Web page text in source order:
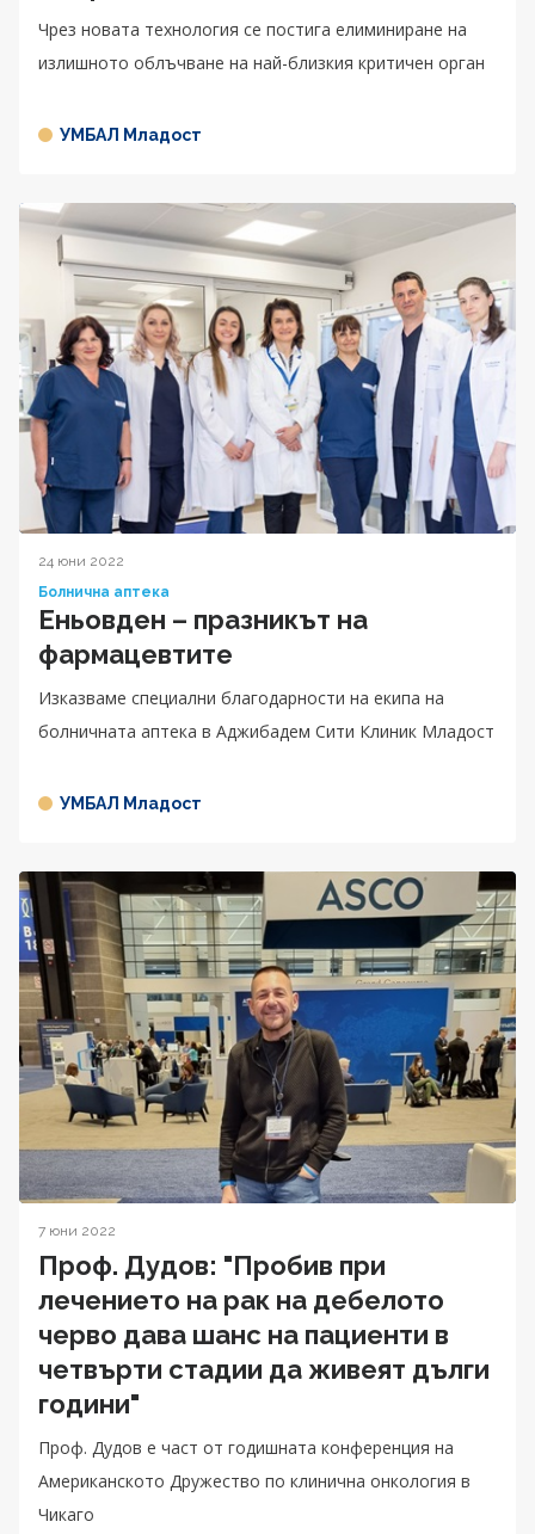
Чрез новата технология се постига елиминиране на
излишното облъчване на най-близкия критичен орган
УМБАЛ Младост
24 юни 2022
Болнична аптека
Еньовден – празникът на
фармацевтите
Изказваме специални благодарности на екипа на
болничната аптека в Аджибадем Сити Клиник Младост
УМБАЛ Младост
7 юни 2022
Проф. Дудов: "Пробив при
лечението на рак на дебелото
черво дава шанс на пациенти в
четвърти стадии да живеят дълги
години"
Проф. Дудов е част от годишната конференция на
Американското Дружество по клинична онкология в
Чикаго